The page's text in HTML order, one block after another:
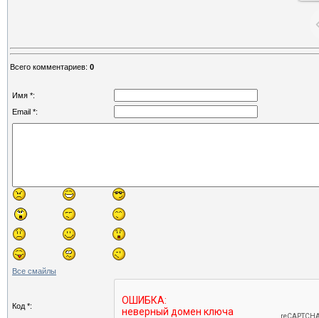
Всего комментариев: 0
Имя *:
Email *:
Все смайлы
Код *: